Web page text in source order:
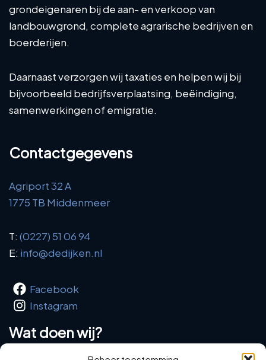
grondeigenaren bij de aan- en verkoop van
landbouwgrond, complete agrarische bedrijven en
boerderijen.
Daarnaast verzorgen wij taxaties en helpen wij bij
bijvoorbeeld bedrijfsverplaatsing, beëindiging,
samenwerkingen of emigratie.
Contactgegevens
Agriport 32 A
1775 TB Middenmeer
T: (0227) 51 06 94
E: info@dedijken.nl
Facebook
Instagram
Wat doen wij?